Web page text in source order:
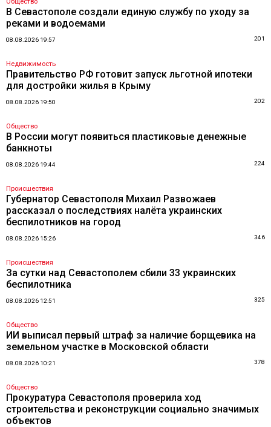
В Севастополе создали единую службу по уходу за
реками и водоемами
08.08.2026 19:57 201
Недвижимость
Правительство РФ готовит запуск льготной ипотеки
для достройки жилья в Крыму
08.08.2026 19:50 202
Общество
В России могут появиться пластиковые денежные
банкноты
08.08.2026 19:44 224
Происшествия
Губернатор Севастополя Михаил Развожаев
рассказал о последствиях налёта украинских
беспилотников на город
08.08.2026 15:26 346
Происшествия
За сутки над Севастополем сбили 33 украинских
беспилотника
08.08.2026 12:51 325
Общество
ИИ выписал первый штраф за наличие борщевика на
земельном участке в Московской области
08.08.2026 10:21 378
Общество
Прокуратура Севастополя проверила ход
строительства и реконструкции социально значимых
объектов